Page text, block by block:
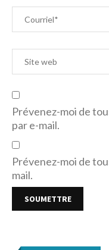
Prévenez-moi de
par e-mail.
Prévenez-moi de
mail.